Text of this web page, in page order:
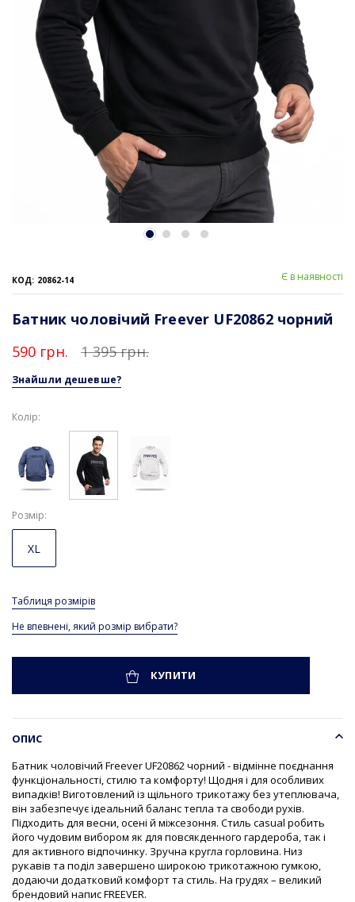
КОД: 20862-14 Є в наявності
Батник чоловічий Freever UF20862 чорний
590 грн.
1 395 грн.
Знайшли дешевше?
Колір:
Розмір
XL
Таблиця розмірів
Не впевнені, який розмір вибрати?
КУПИТИ
ОПИС
Батник чоловічий Freever UF20862 чорний - відмінне поєднання
функціональності, стилю та комфорту! Щодня і для особливих
випадків! Виготовлений із щільного трикотажу без утеплювача,
він забезпечує ідеальний баланс тепла та свободи рухів.
Підходить для весни, осені й міжсезоння. Стиль casual робить
його чудовим вибором як для повсякденного гардероба, так і
для активного відпочинку. Зручна кругла горловина. Низ
рукавів та поділ завершено широкою трикотажною гумкою,
додаючи додатковий комфорт та стиль. На грудях – великий
брендовий напис FREEVER.